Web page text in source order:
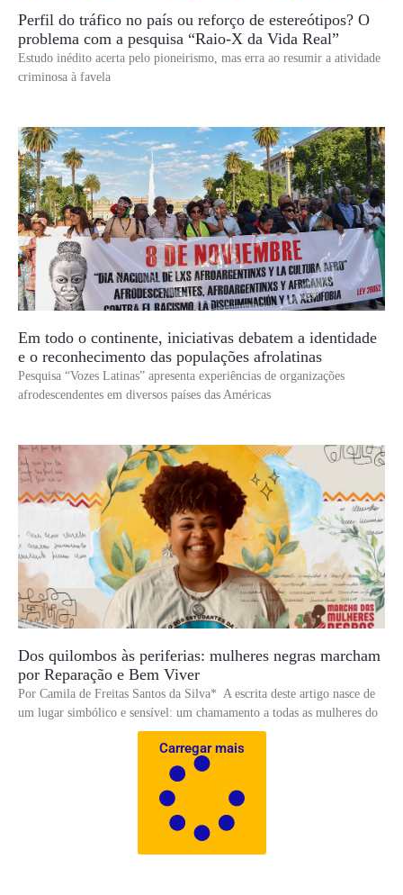
Perfil do tráfico no país ou reforço de estereótipos? O
problema com a pesquisa “Raio-X da Vida Real”
Estudo inédito acerta pelo pioneirismo, mas erra ao resumir a atividade
criminosa à favela
Em todo o continente, iniciativas debatem a identidade
e o reconhecimento das populações afrolatinas
Pesquisa “Vozes Latinas” apresenta experiências de organizações
afrodescendentes em diversos países das Américas
Dos quilombos às periferias: mulheres negras marcham
por Reparação e Bem Viver
Por Camila de Freitas Santos da Silva* A escrita deste artigo nasce de
um lugar simbólico e sensível: um chamamento a todas as mulheres do
Carregar mais